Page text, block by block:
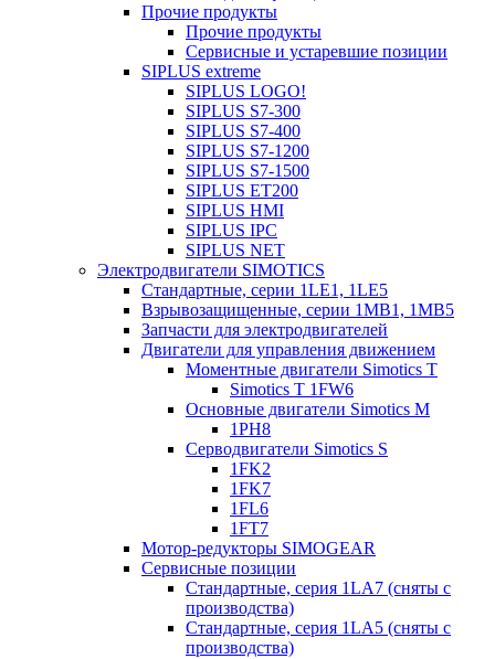
Прочие продукты
Прочие продукты
Сервисные и устаревшие позиции
SIPLUS extreme
SIPLUS LOGO!
SIPLUS S7-300
SIPLUS S7-400
SIPLUS S7-1200
SIPLUS S7-1500
SIPLUS ET200
SIPLUS HMI
SIPLUS IPC
SIPLUS NET
Электродвигатели SIMOTICS
Стандартные, серии 1LE1, 1LE5
Взрывозащищенные, серии 1MB1, 1MB5
Запчасти для электродвигателей
Двигатели для управления движением
Моментные двигатели Simotics T
Simotics T 1FW6
Основные двигатели Simotics M
1PH8
Серводвигатели Simotics S
1FK2
1FK7
1FL6
1FT7
Мотор-редукторы SIMOGEAR
Сервисные позиции
Стандартные, серия 1LA7 (сняты с
производства)
Стандартные, серия 1LA5 (сняты с
производства)